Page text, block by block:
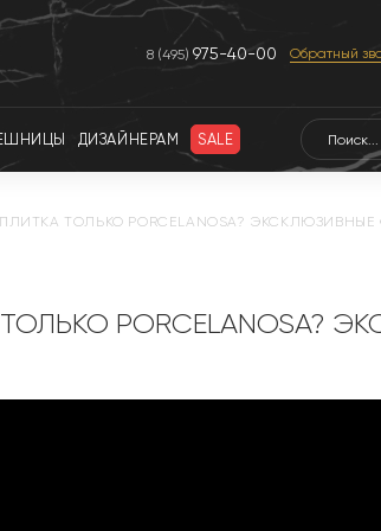
8 (495) 975-40-00 Обратный
ДИЗАЙНЕРАМ SALE
ТОЛЬКО PORCELANOSA? ЭКСКЛЮЗИВНЫЕ
PORCELANOSA?